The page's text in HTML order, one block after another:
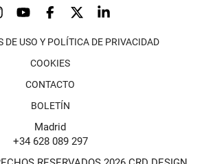
DE USO Y POLÍTICA DE PRIVACIDAD
COOKIES
CONTACTO
BOLETÍN
Madrid
+34 628 089 297